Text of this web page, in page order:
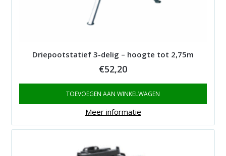
Driepootstatief 3-delig – hoogte tot 2,75m
€52,20
TOEVOEGEN AAN WINKELWAGEN
Meer informatie